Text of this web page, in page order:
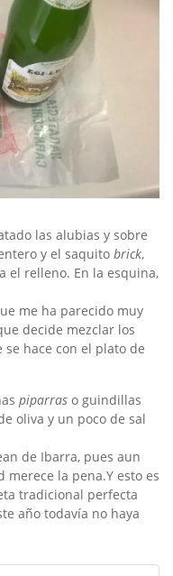
las alubias y sobre
y el saquito brick,
el relleno. En la esquina,
me ha parecido muy
decide mezclar los
hace con el plato de
piparras o guindillas
oliva y un poco de sal
de Ibarra, pues aun
merece la pena.Y esto es
tradicional perfecta
año todavía no haya